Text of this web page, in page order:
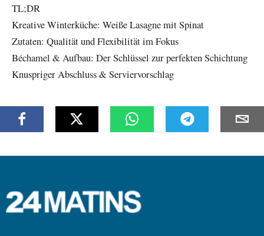
TL;DR
Kreative Winterküche: Weiße Lasagne mit Spinat
Zutaten: Qualität und Flexibilität im Fokus
Béchamel & Aufbau: Der Schlüssel zur perfekten Schichtung
Knuspriger Abschluss & Serviervorschlag